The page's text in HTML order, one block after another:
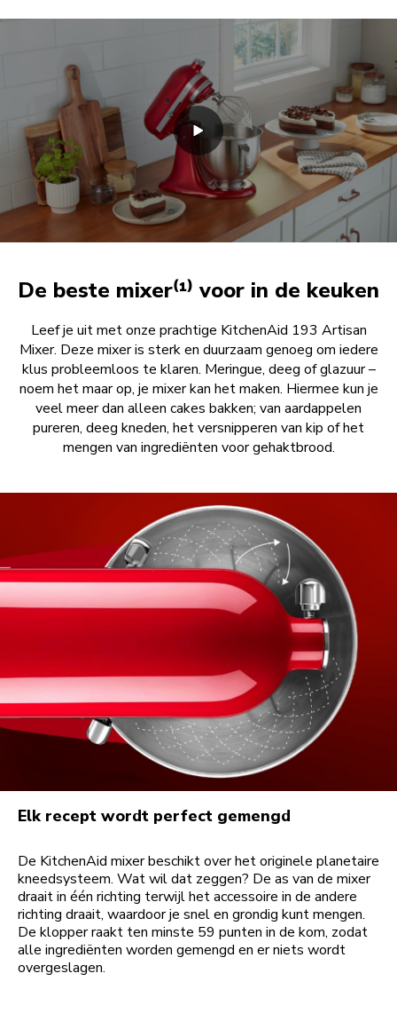
De beste mixer⁽¹⁾ voor in de keuken
Leef je uit met onze prachtige KitchenAid 193 Artisan
Mixer. Deze mixer is sterk en duurzaam genoeg om iedere
klus probleemloos te klaren. Meringue, deeg of glazuur –
noem het maar op, je mixer kan het maken. Hiermee kun je
veel meer dan alleen cakes bakken; van aardappelen
pureren, deeg kneden, het versnipperen van kip of het
mengen van ingrediënten voor gehaktbrood.
Elk recept wordt perfect gemengd
De KitchenAid mixer beschikt over het originele planetaire
kneedsysteem. Wat wil dat zeggen? De as van de mixer
draait in één richting terwijl het accessoire in de andere
richting draait, waardoor je snel en grondig kunt mengen.
De klopper raakt ten minste 59 punten in de kom, zodat
alle ingrediënten worden gemengd en er niets wordt
overgeslagen.